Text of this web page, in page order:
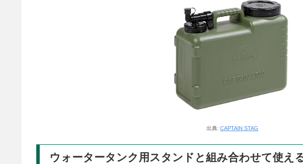
出典: CAPTAIN STAG
ウォータータンク用スタンドと組み合わせて使え